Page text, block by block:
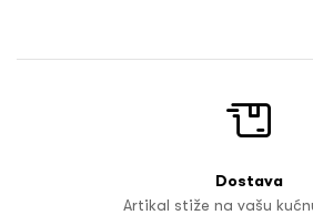
Dostava
Artikal stiže na vašu